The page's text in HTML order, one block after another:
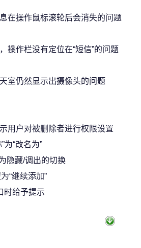
在操作鼠标滚轮后会消失的问题
操作栏没有定位在“短信”的问题
室仍然显示出摄像头的问题
用户对被删除者进行权限设置
为“改名为”
隐藏/调出的切换
“继续添加”
时给予提示